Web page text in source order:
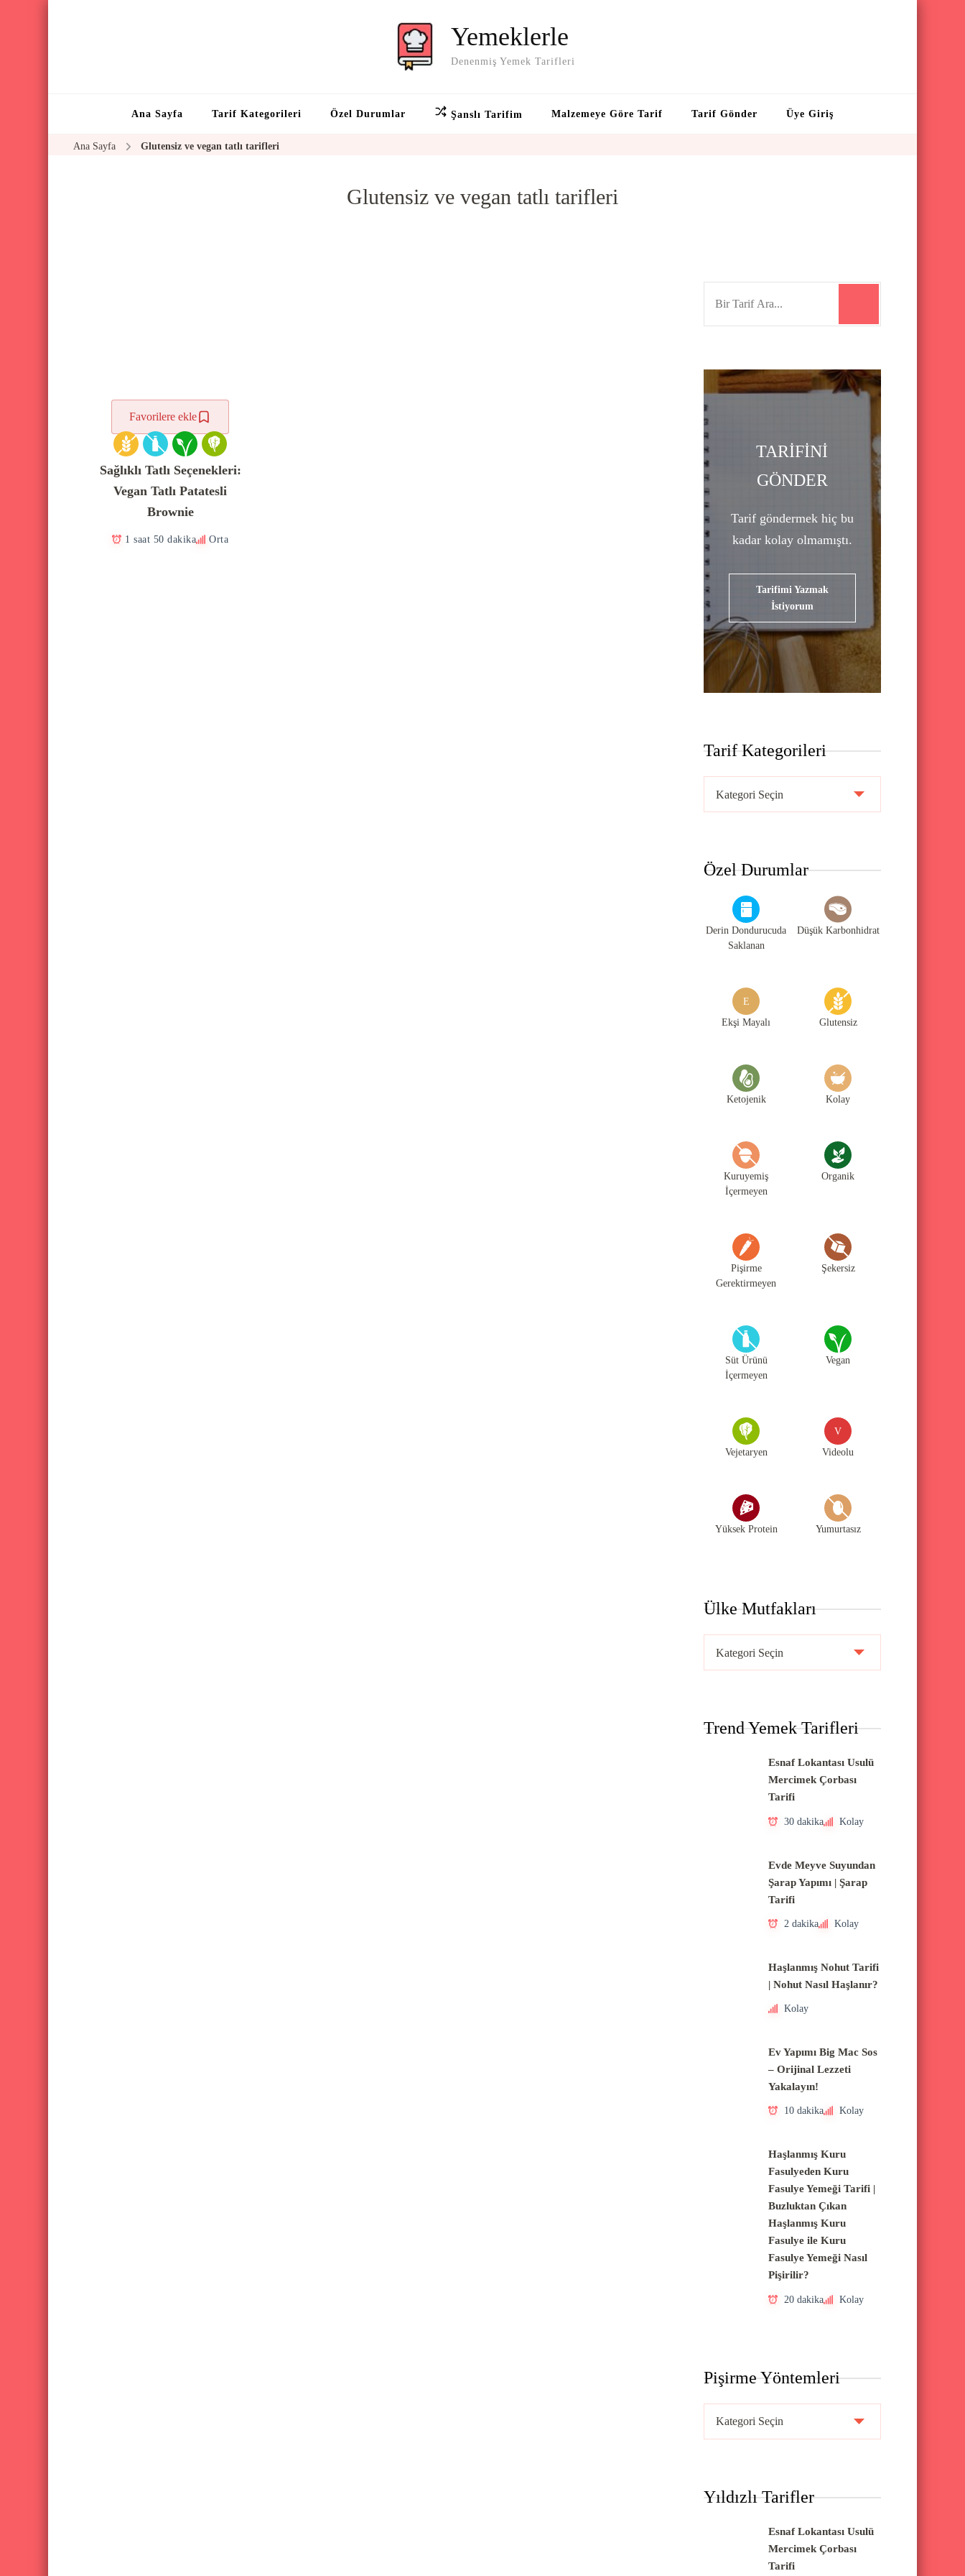
Yemeklerle
Denenmiş Yemek Tarifleri
Ana Sayfa Tarif Kategorileri Özel Durumlar Şanslı Tarifim Malzemeye Göre Tarif Tarif Gönder Üye Giriş
Ana Sayfa Glutensiz ve vegan tatlı tarifleri
Glutensiz ve vegan tatlı tarifleri
Favorilere ekle
Sağlıklı Tatlı Seçenekleri:
Vegan Tatlı Patatesli
Brownie
1 saat 50 dakika Orta
f
o
r
:
TARİFİNİ
GÖNDER
Tarif göndermek hiç bu
kadar kolay olmamıştı.
Tarifimi Yazmak
İstiyorum
Tarif Kategorileri
a
f
t
Özel Durumlar
Derin Dondurucuda
Saklanan
Düşük Karbonhidrat
E
Ekşi Mayalı Glutensiz
Ketojenik Kolay
Kuruyemiş
İçermeyen
Organik
Pişirme
Gerektirmeyen
Şekersiz
Süt Ürünü
İçermeyen
Vegan
Vejetaryen
V
Videolu
Yüksek Protein Yumurtasız
Ülke Mutfakları
l
M
Trend Yemek Tarifleri
Esnaf Lokantası Usulü
Mercimek Çorbası
Tarifi
30 dakika Kolay
Evde Meyve Suyundan
Şarap Yapımı | Şarap
Tarifi
2 dakika Kolay
Haşlanmış Nohut Tarifi
| Nohut Nasıl Haşlanır?
Kolay
Ev Yapımı Big Mac Sos
– Orijinal Lezzeti
Yakalayın!
10 dakika Kolay
Haşlanmış Kuru
Fasulyeden Kuru
Fasulye Yemeği Tarifi |
Buzluktan Çıkan
Haşlanmış Kuru
Fasulye ile Kuru
Fasulye Yemeği Nasıl
Pişirilir?
20 dakika Kolay
Pişirme Yöntemleri
r
Yıldızlı Tarifler
Esnaf Lokantası Usulü
Mercimek Çorbası
Tarifi